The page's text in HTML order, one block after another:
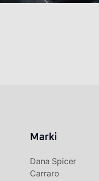
Marki
Dana Spicer
Carraro